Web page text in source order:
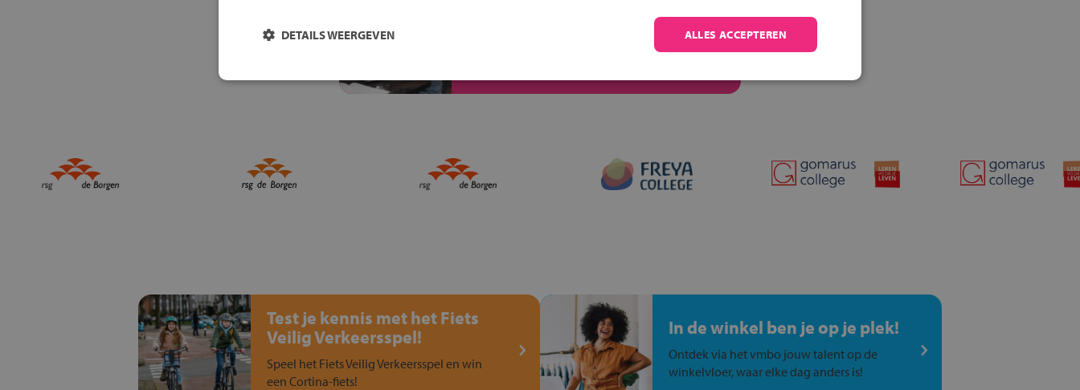
Alle informatie om je kind aan te melden bij
Test je kennis met het Fiets
Veilig Verkeersspel!
Speel het Fiets Veilig Verkeersspel en win
een Cortina-fiets!
In de winkel ben je op je plek!
Ontdek via het vmbo jouw talent op de
winkelvloer, waar elke dag anders is!
ALLES ACCEPTEREN
DETAILS WEERGEVEN